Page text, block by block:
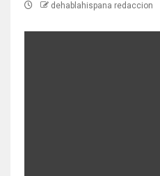
dehablahispana redaccion